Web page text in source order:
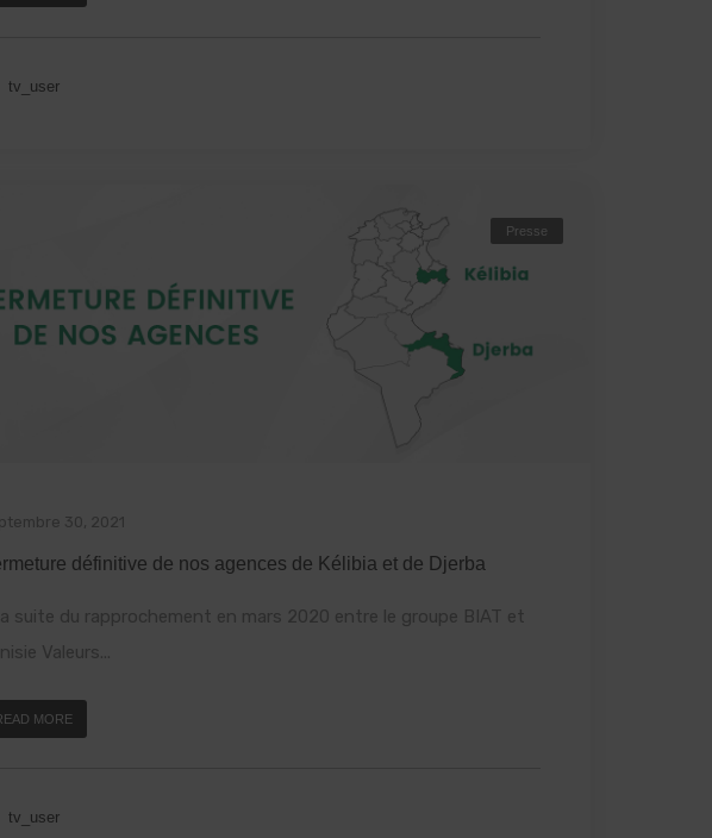
tv_user
Presse
30, 2021
définitive de nos agences de Kélibia et de Djerba
suite du rapprochement en mars 2020 entre le groupe BIAT et
Valeurs...
MORE
tv_user